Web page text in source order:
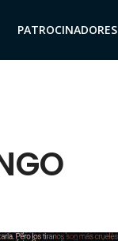
PATROCINADORES